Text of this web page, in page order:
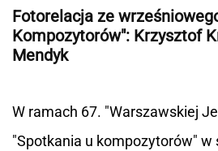
Fotorelacja ze
Kompozytorów": Krzysztof
Mendyk
W ramach 67. "Warszawskiej
"Spotkania u kompozytorów" w